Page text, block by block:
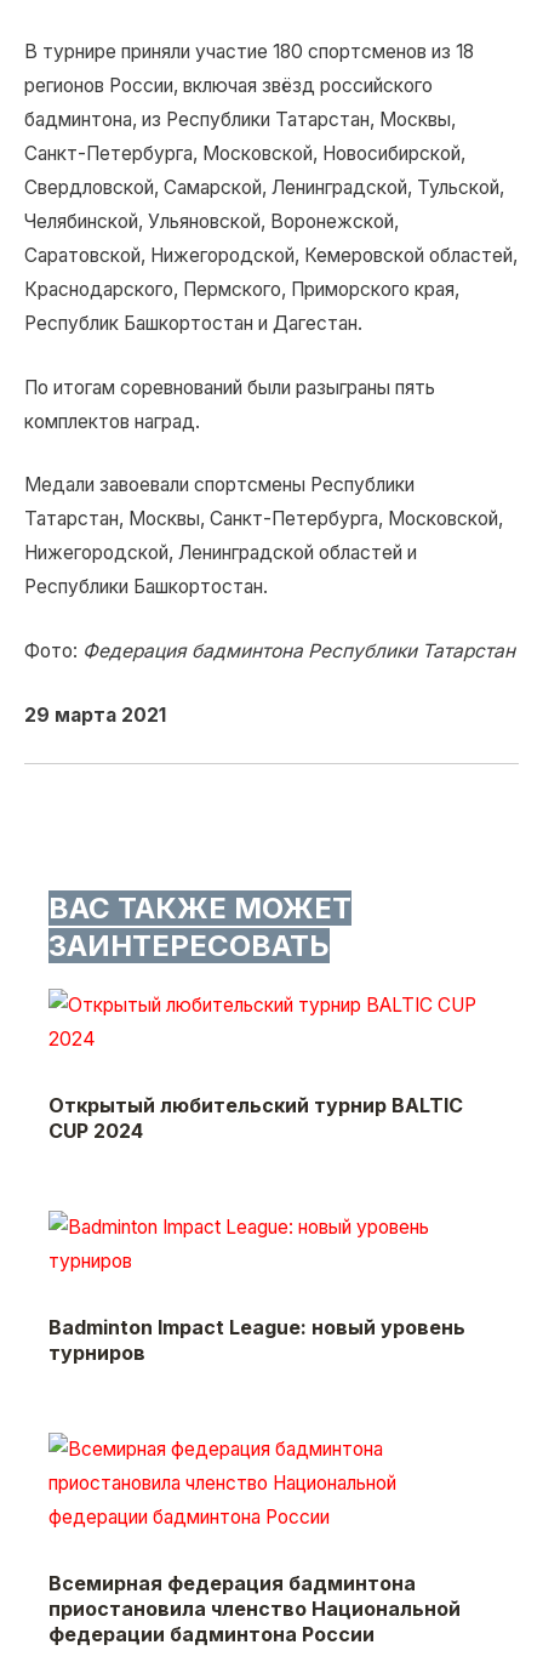
В турнире приняли участие 180 спортсменов из 18
регионов России, включая звёзд российского
бадминтона, из Республики Татарстан, Москвы,
Санкт-Петербурга, Московской, Новосибирской,
Свердловской, Самарской, Ленинградской, Тульской,
Челябинской, Ульяновской, Воронежской,
Саратовской, Нижегородской, Кемеровской областей,
Краснодарского, Пермского, Приморского края,
Республик Башкортостан и Дагестан.
По итогам соревнований были разыграны пять
комплектов наград.
Медали завоевали спортсмены Республики
Татарстан, Москвы, Санкт-Петербурга, Московской,
Нижегородской, Ленинградской областей и
Республики Башкортостан.
Фото: Федерация бадминтона Республики Татарстан
29 марта 2021
ВАС ТАКЖЕ МОЖЕТ
ЗАИНТЕРЕСОВАТЬ
Открытый любительский турнир BALTIC
CUP 2024
Badminton Impact League: новый уровень
турниров
Всемирная федерация бадминтона
приостановила членство Национальной
федерации бадминтона России